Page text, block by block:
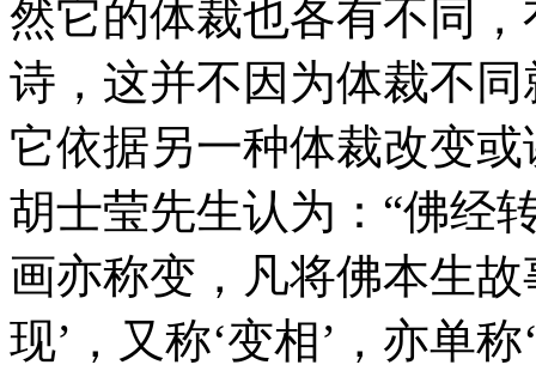
然它的体裁也各有不同
诗，这并不因为体裁不同
它依据另一种体裁改变或
胡士莹先生认为：“佛经
画亦称变，凡将佛本生
现’，又称‘变相’，亦单称